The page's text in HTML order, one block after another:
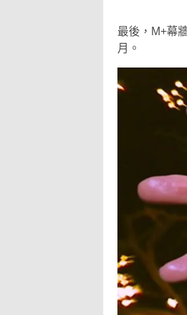
最後，M+幕
月。